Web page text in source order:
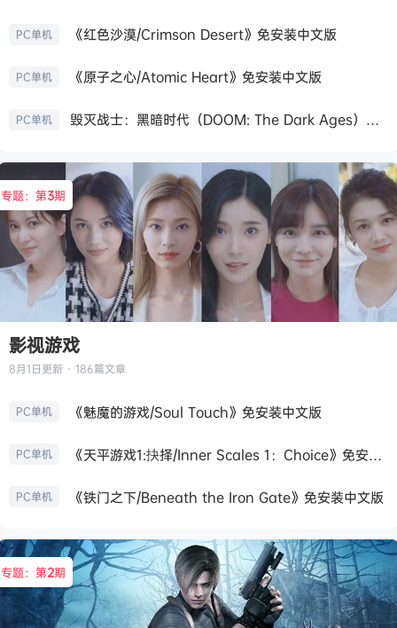
PC单机 《红色沙漠/Crimson Desert》免安装中文版
PC单机 《原子之心/Atomic Heart》免安装中文版
PC单机 毁灭战士：黑暗时代（DOOM: The Dark Ages）免安装中文版
专题：第3期
影视游戏
8月1日更新 · 186篇文章
PC单机 《魅魔的游戏/Soul Touch》免安装中文版
PC单机 《天平游戏1:抉择/Inner Scales 1：Choice》免安装中文版
PC单机 《铁门之下/Beneath the Iron Gate》免安装中文版
专题：第2期